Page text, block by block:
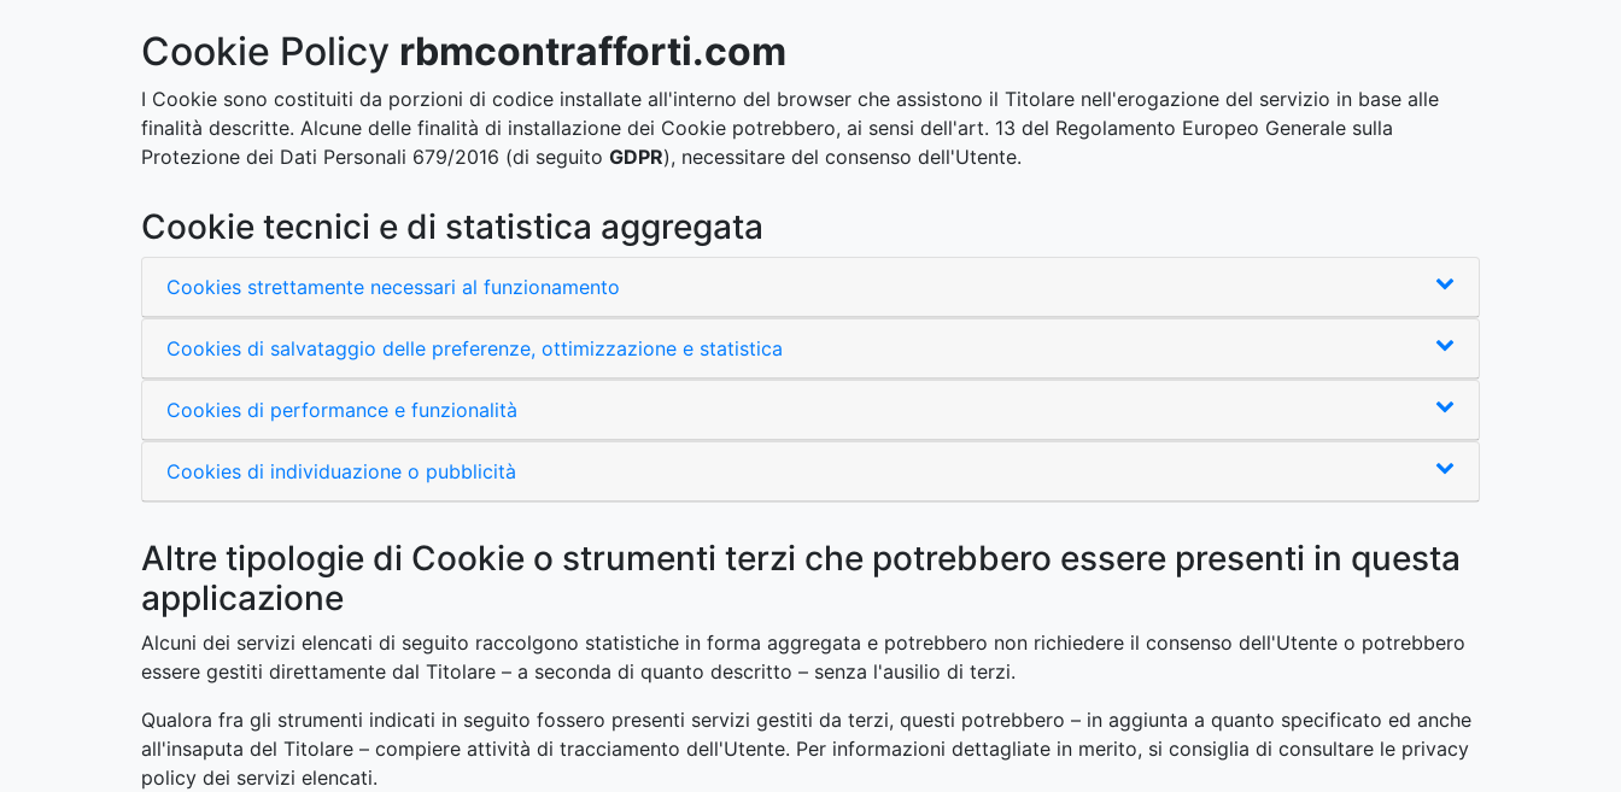
Cookie Policy rbmcontrafforti.com
I Cookie sono costituiti da porzioni di codice installate all'interno del browser che assistono il Titolare nell'erogazione del servizio in base alle
finalità descritte. Alcune delle finalità di installazione dei Cookie potrebbero, ai sensi dell'art. 13 del Regolamento Europeo Generale sulla
Protezione dei Dati Personali 679/2016 (di seguito GDPR), necessitare del consenso dell'Utente.
Cookie tecnici e di statistica aggregata
Cookies strettamente necessari al funzionamento
Cookies di salvataggio delle preferenze, ottimizzazione e statistica
Cookies di performance e funzionalità
Cookies di individuazione o pubblicità
Altre tipologie di Cookie o strumenti terzi che potrebbero essere presenti in questa
applicazione
Alcuni dei servizi elencati di seguito raccolgono statistiche in forma aggregata e potrebbero non richiedere il consenso dell'Utente o potrebbero
essere gestiti direttamente dal Titolare – a seconda di quanto descritto – senza l'ausilio di terzi.
Qualora fra gli strumenti indicati in seguito fossero presenti servizi gestiti da terzi, questi potrebbero – in aggiunta a quanto specificato ed anche
all'insaputa del Titolare – compiere attività di tracciamento dell'Utente. Per informazioni dettagliate in merito, si consiglia di consultare le privacy
policy dei servizi elencati.